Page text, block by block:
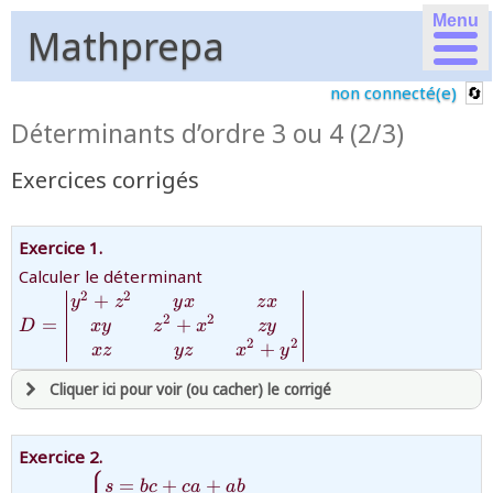
Menu
Mathprepa
non connecté(e)
Déterminants d’ordre 3 ou 4 (2/3)
Exercices corrigés
Exercice 1.
Calculer le déterminant
xy&z^2+x^2&zy\\
xz&yz&x^2+y^2\end{vmatrix}}
D =
y2 + z2
xy
xz
yx
z2 + x2
yz
zx
zy
x2 + y2
Cliquer ici pour voir (ou cacher) le corrigé
avoir une souscription active sur mathprepa
et être connecté au site
Exercice 2.
{\begin{cases}s=bc+ca+ab\\\sigma
s = bc + ca + ab